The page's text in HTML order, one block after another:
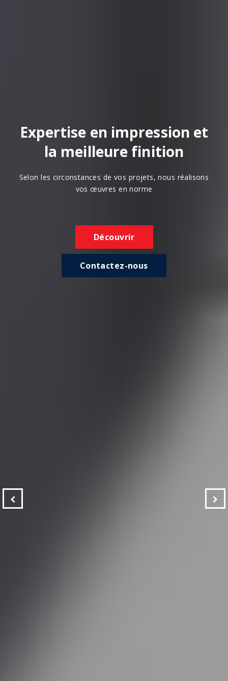
Expertise en impression et
la meilleure finition
Selon les circonstances de vos projets, nous réalisons
vos œuvres en norme
Découvrir
Contactez-nous